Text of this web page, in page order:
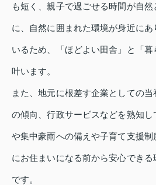
も短く、親子で過ごせる時間が自
に、自然に囲まれた環境が身近に
いるため、「ほどよい田舎」と「
叶います。
また、地元に根差す企業としての
の傾向、行政サービスなどを熟知
や集中豪雨への備えや子育て支援
にお住まいになる前から安心でき
です。